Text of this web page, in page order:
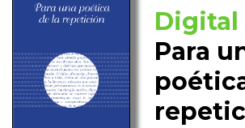
Digital
Para